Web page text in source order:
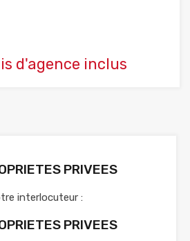
d'agence inclus
PRIVEES
interlocuteur :
PRIVEES